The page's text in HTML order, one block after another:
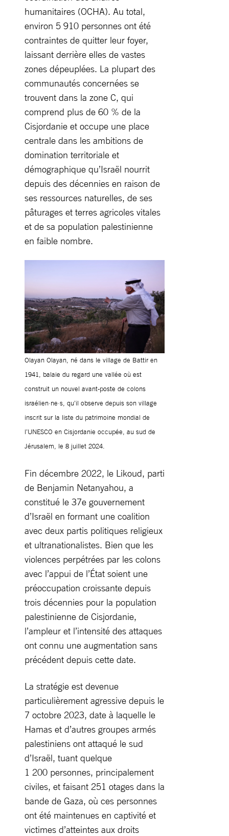
humanitaires (OCHA). Au total,
environ 5 910 personnes ont été
contraintes de quitter leur foyer,
laissant derrière elles de vastes
zones dépeuplées. La plupart des
communautés concernées se
trouvent dans la zone C, qui
comprend plus de 60 % de la
Cisjordanie et occupe une place
centrale dans les ambitions de
domination territoriale et
démographique qu’Israël nourrit
depuis des décennies en raison de
ses ressources naturelles, de ses
pâturages et terres agricoles vitales
et de sa population palestinienne
en faible nombre.
Olayan Olayan, né dans le village de Battir en
1941, balaie du regard une vallée où est
construit un nouvel avant-poste de colons
israélien·ne·s, qu’il observe depuis son village
inscrit sur la liste du patrimoine mondial de
l’UNESCO en Cisjordanie occupée, au sud de
Jérusalem, le 8 juillet 2024.
Fin décembre 2022, le Likoud, parti
de Benjamin Netanyahou, a
constitué le 37e gouvernement
d’Israël en formant une coalition
avec deux partis politiques religieux
et ultranationalistes. Bien que les
violences perpétrées par les colons
avec l’appui de l’État soient une
préoccupation croissante depuis
trois décennies pour la population
palestinienne de Cisjordanie,
l’ampleur et l’intensité des attaques
ont connu une augmentation sans
précédent depuis cette date.
La stratégie est devenue
particulièrement agressive depuis le
7 octobre 2023, date à laquelle le
Hamas et d’autres groupes armés
palestiniens ont attaqué le sud
d’Israël, tuant quelque
1 200 personnes, principalement
civiles, et faisant 251 otages dans la
bande de Gaza, où ces personnes
ont été maintenues en captivité et
victimes d’atteintes aux droits